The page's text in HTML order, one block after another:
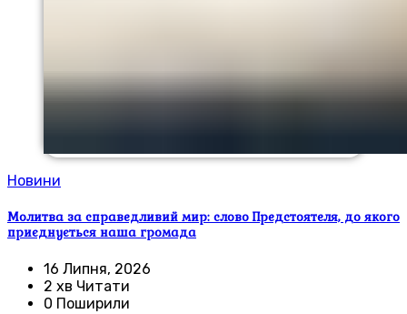
Новини
Молитва за справедливий мир: слово Предстоятеля, до якого
приєднується наша громада
16 Липня, 2026
2 хв Читати
0 Поширили